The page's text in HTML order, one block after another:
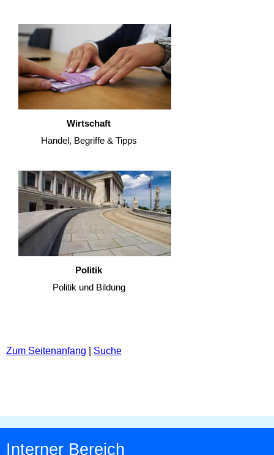
Wirtschaft
Handel, Begriffe & Tipps
Politik
Politik und Bildung
Zum Seitenanfang Suche
Interner Bereich